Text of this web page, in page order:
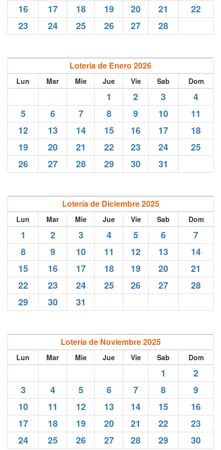
16
17 18 19 20 21
22
23
24 25 26 27 28
Lotería de Enero 2026
Lun Mar Mie Jue Vie Sab Dom
1 2 3
4
5
6 7 8 9 10
11
12
13 14 15 16 17
18
19
20 21 22 23 24
25
26
27 28 29 30 31
Lotería de Diciembre 2025
Lun Mar Mie Jue Vie Sab Dom
1 2 3 4 5 6
7
8
9 10 11 12 13
14
15
16 17 18 19 20
21
22
23 24 25 26 27
28
29
30 31
Lotería de Noviembre 2025
Lun Mar Mie Jue Vie Sab Dom
1
2
3
4 5 6 7 8
9
10
11 12 13 14 15
16
17
18 19 20 21 22
23
24
25 26 27 28 29 30